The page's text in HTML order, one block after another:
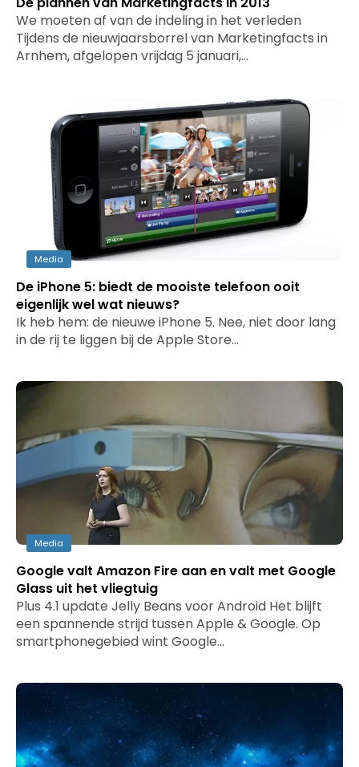
We moeten af van de indeling in het verleden
Tijdens de nieuwjaarsborrel van Marketingfacts in
Arnhem, afgelopen vrijdag 5 januari,…
Media
De iPhone 5: biedt de mooiste telefoon ooit
eigenlijk wel wat nieuws?
Ik heb hem: de nieuwe iPhone 5. Nee, niet door lang
in de rij te liggen bij de Apple Store…
Media
Google valt Amazon Fire aan en valt met Google
Glass uit het vliegtuig
Plus 4.1 update Jelly Beans voor Android Het blijft
een spannende strijd tussen Apple & Google. Op
smartphonegebied wint Google…